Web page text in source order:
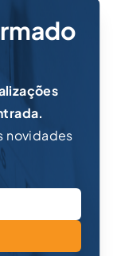
novidades